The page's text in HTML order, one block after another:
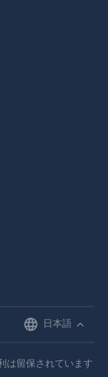
日本語
は留保されています